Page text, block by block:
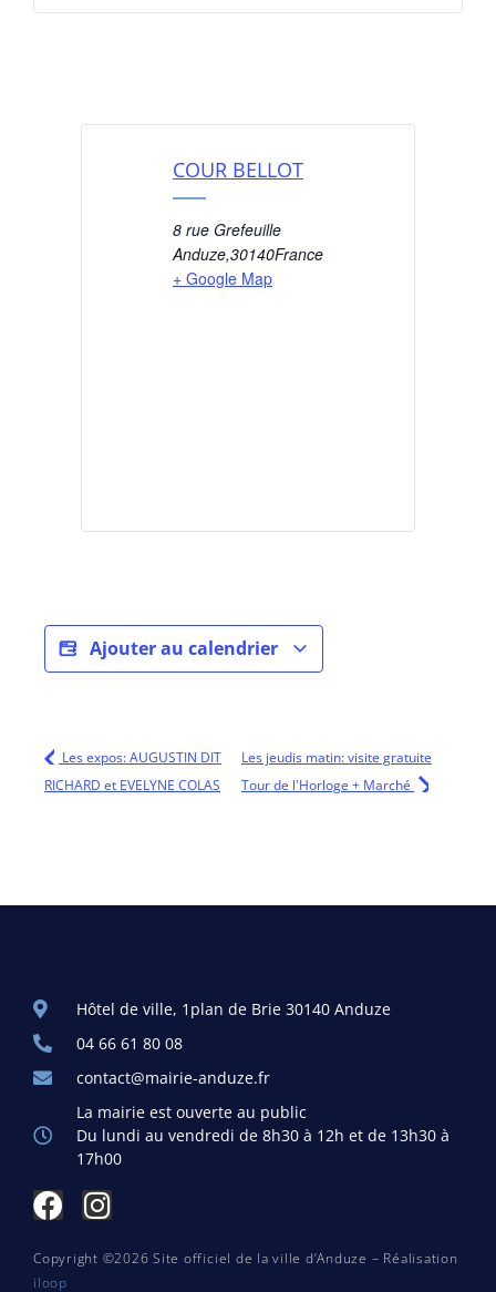
COUR BELLOT
8 rue Grefeuille
Anduze,30140France
+ Google Map
Ajouter au calendrier
Les expos: AUGUSTIN DIT
RICHARD et EVELYNE COLAS
Les jeudis matin: visite gratuite
Tour de l'Horloge + Marché
Hôtel de ville, 1plan de Brie 30140 Anduze
04 66 61 80 08
contact@mairie-anduze.fr
La mairie est ouverte au public
Du lundi au vendredi de 8h30 à 12h et de 13h30 à
17h00
Copyright ©2026 Site officiel de la ville d’Anduze – Réalisation
iloop